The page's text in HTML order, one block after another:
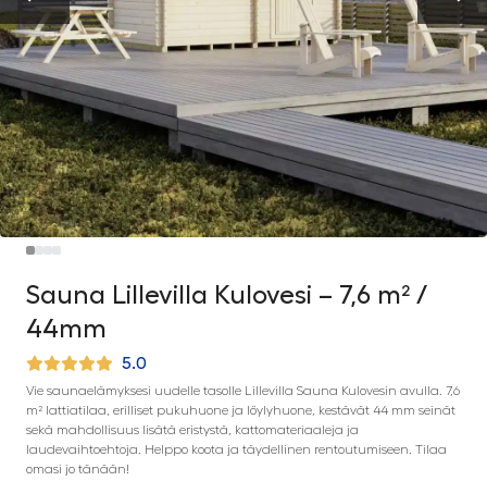
Sauna Lillevilla Kulovesi – 7,6 m² /
44mm
5.0
Vie saunaelämyksesi uudelle tasolle Lillevilla Sauna Kulovesin avulla. 7,6
m² lattiatilaa, erilliset pukuhuone ja löylyhuone, kestävät 44 mm seinät
sekä mahdollisuus lisätä eristystä, kattomateriaaleja ja
laudevaihtoehtoja. Helppo koota ja täydellinen rentoutumiseen. Tilaa
omasi jo tänään!